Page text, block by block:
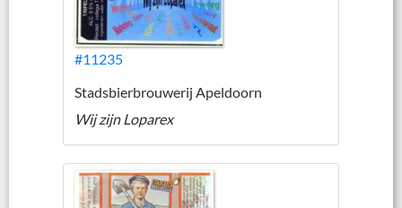
#11235
Stadsbierbrouwerij Apeldoorn
Wij zijn Loparex